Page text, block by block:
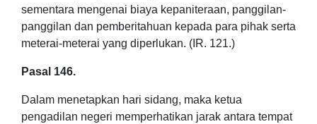
sementara mengenai biaya kepaniteraan, panggilan-
panggilan dan pemberitahuan kepada para pihak serta
meterai-meterai yang diperlukan. (IR. 121.)
Pasal 146.
Dalam menetapkan hari sidang, maka ketua
pengadilan negeri memperhatikan jarak antara tempat